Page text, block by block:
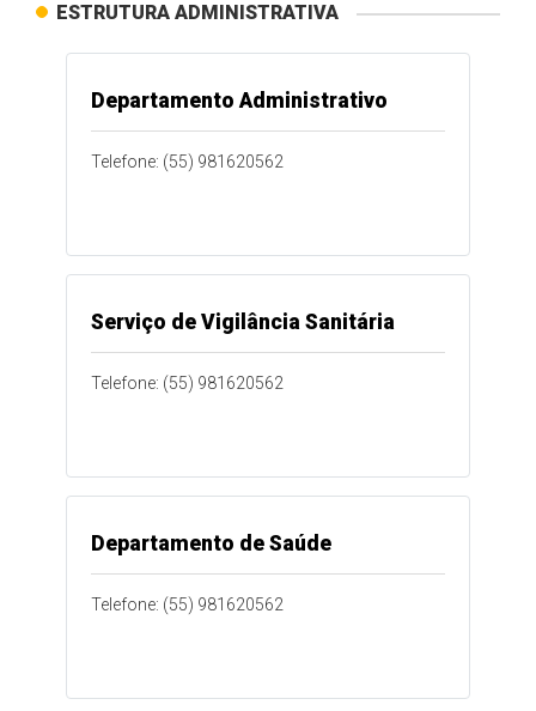
ESTRUTURA ADMINISTRATIVA
Departamento Administrativo
Telefone: (55) 981620562
Serviço de Vigilância Sanitária
Telefone: (55) 981620562
Departamento de Saúde
Telefone: (55) 981620562